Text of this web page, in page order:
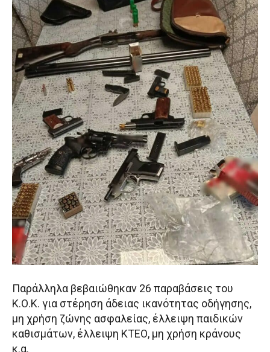
Παράλληλα βεβαιώθηκαν 26 παραβάσεις του
Κ.Ο.Κ. για στέρηση άδειας ικανότητας οδήγησης,
μη χρήση ζώνης ασφαλείας, έλλειψη παιδικών
καθισμάτων, έλλειψη ΚΤΕΟ, μη χρήση κράνους
κ.α.